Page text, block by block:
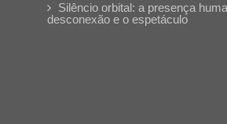
Silêncio orbital: a presença
desconexão e o espetáculo